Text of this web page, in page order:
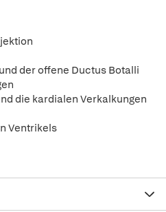
der offene Ductus Botalli
die kardialen Verkalkungen
Ventrikels